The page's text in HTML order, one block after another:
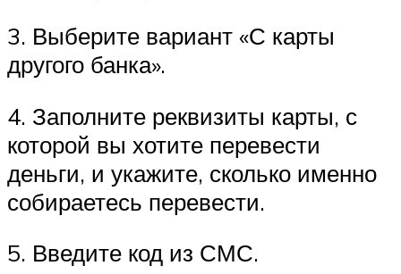
3. Выберите вариант «С карты
другого банка».
4. Заполните реквизиты карты, с
которой вы хотите перевести
деньги, и укажите, сколько именно
собираетесь перевести.
5. Введите код из СМС.